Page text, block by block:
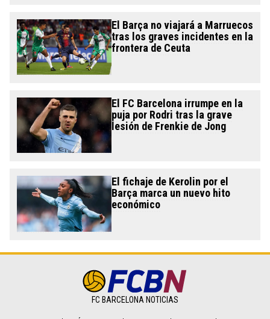
El Barça no viajará a Marruecos
tras los graves incidentes en la
frontera de Ceuta
El FC Barcelona irrumpe en la
puja por Rodri tras la grave
lesión de Frenkie de Jong
El fichaje de Kerolin por el
Barça marca un nuevo hito
económico
FC BARCELONA NOTICIAS